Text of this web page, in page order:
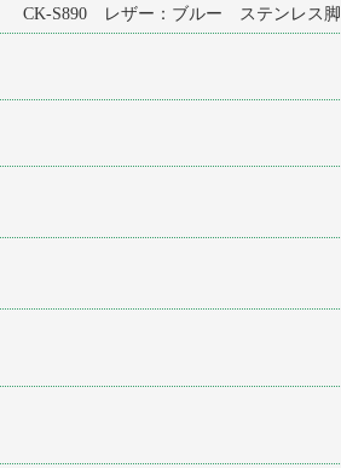
S890 レザー：ブルー ステンレス脚